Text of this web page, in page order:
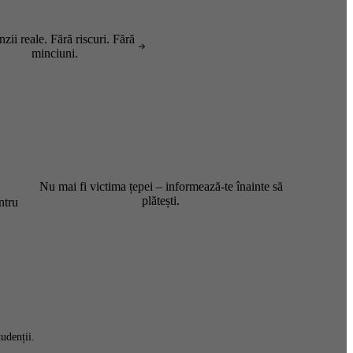
reale. Fără riscuri. Fără
minciuni.
Nu mai fi victima țepei – informează-te înainte să
plătești.